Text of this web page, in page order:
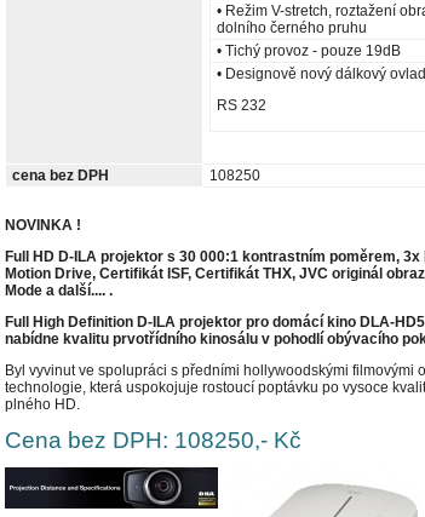
• Režim V-stretch, roztažení
dolního černého pruhu
• Tichý provoz - pouze 19dB
• Designově nový dálkový
RS 232
cena bez DPH 108250
NOVINKA !
Full HD D-ILA projektor s 30 000:1 kontrastním poměrem,
Motion Drive, Certifikát ISF, Certifikát THX, JVC originál
Mode a další.... .
Full High Definition D-ILA projektor pro domácí kino DLA-
nabídne kvalitu prvotřídního kinosálu v pohodlí obývacího
Byl vyvinut ve spolupráci s předními hollywoodskými filmovými
technologie, která uspokojuje rostoucí poptávku po vysoce
plného HD.
Cena bez DPH: 108250,- Kč